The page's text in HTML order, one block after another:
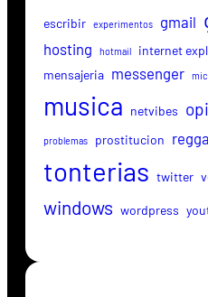
escribir experimentos gmail
hosting hotmail internet
mensajeria messenger
musica netvibes
problemas prostitucion
tonterias twitter
windows wordpress